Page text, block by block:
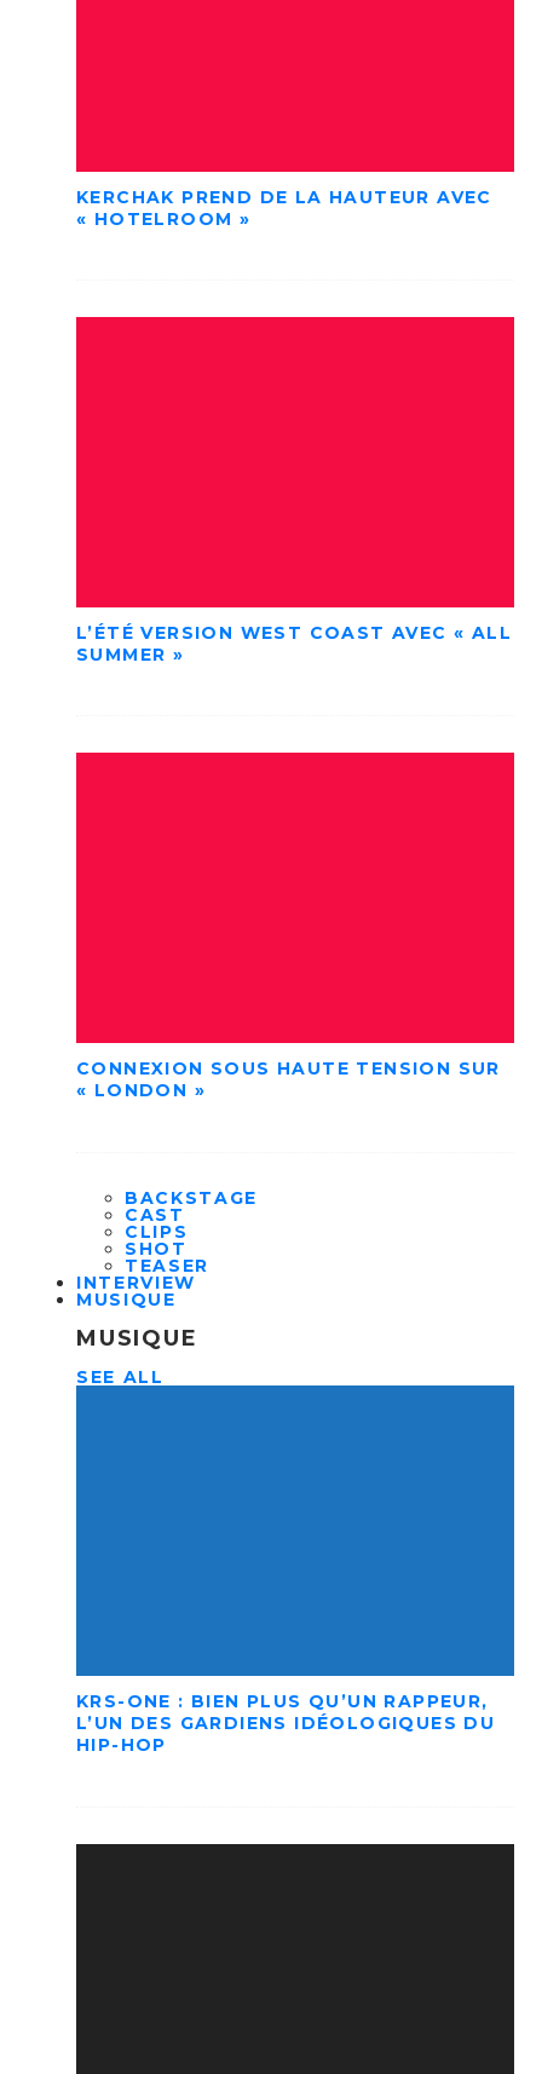
KERCHAK PREND DE LA HAUTEUR AVEC
« HOTELROOM »
L’ÉTÉ VERSION WEST COAST AVEC « ALL
SUMMER »
CONNEXION SOUS HAUTE TENSION SUR
« LONDON »
BACKSTAGE
CAST
CLIPS
SHOT
TEASER
INTERVIEW
MUSIQUE
MUSIQUE
SEE ALL
KRS-ONE : BIEN PLUS QU’UN RAPPEUR,
L’UN DES GARDIENS IDÉOLOGIQUES DU
HIP-HOP